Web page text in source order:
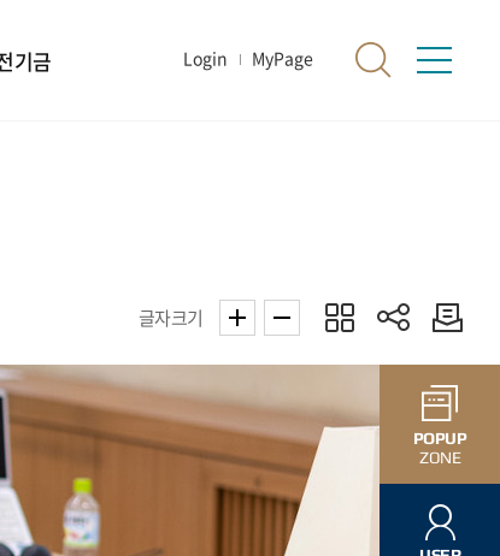
기금 Login MyPage
POPUP
ZONE
글자크기